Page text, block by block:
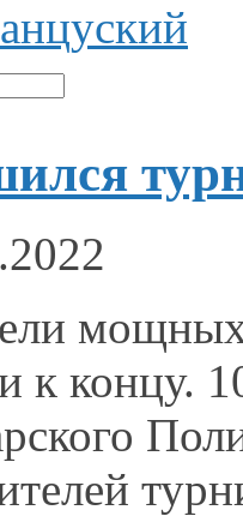
к концу.